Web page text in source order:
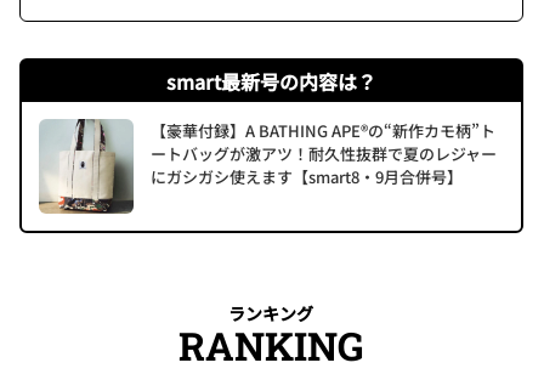
smart最新号の内容は？
【豪華付録】A BATHING APE®の“新作カモ柄”ト
ートバッグが激アツ！耐久性抜群で夏のレジャー
にガシガシ使えます【smart8・9月合併号】
ランキング
RANKING